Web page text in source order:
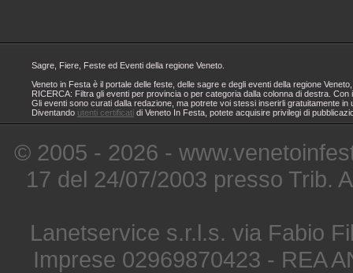
Sagre, Fiere, Feste ed Eventi della regione Veneto.
Veneto in Festa è il portale delle feste, delle sagre e degli eventi della regione
RICERCA: Filtra gli eventi per provincia o per categoria dalla colonna di destra.
Gli eventi sono curati dalla redazione, ma potrete voi stessi inserirli gratuitamente
Diventando utenti certificati di Veneto In Festa, potete acquisire privilegi di
© 2005 - 2026 -
17 del 24/07/2003 presso Trib.
Lanetservice s.r.l.s. via Fabio
Imprese 02969870423 - REA